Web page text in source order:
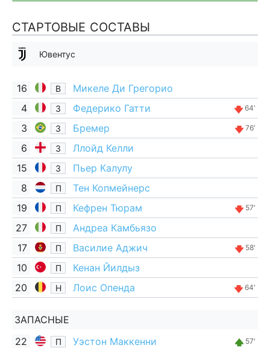
СТАРТОВЫЕ СОСТАВЫ
Ювентус
16 В
Микеле Ди Грегорио
4
З Федерико Гатти 64'
3 З Бремер 76'
6 З
Ллойд Келли
15
З
Пьер Калулу
8
П
Тен Копмейнерс
19
П Кефрен Тюрам 57'
27 П
Андреа Камбьязо
17
П Василие Аджич 58'
10 П
Кенан Йилдыз
20
Н Лоис Опенда 64'
ЗАПАСНЫЕ
22
П Уэстон Маккенни 57'